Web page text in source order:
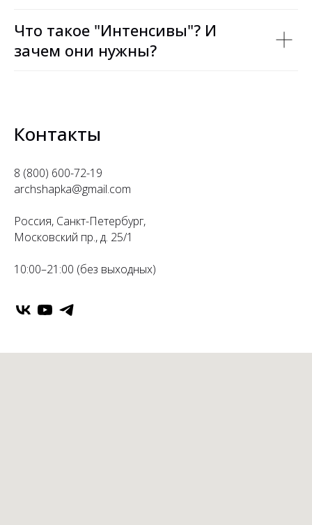
Что такое "Интенсивы"? И
зачем они нужны?
Контакты
8 (800) 600-72-19
archshapka@gmail.com
Россия, Санкт-Петербург,
Московский пр., д. 25/1
10:00–21:00 (без выходных)